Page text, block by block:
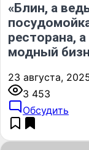
«Блин, а
ресторана,
модный
23 августа,
3 453
Обсудить